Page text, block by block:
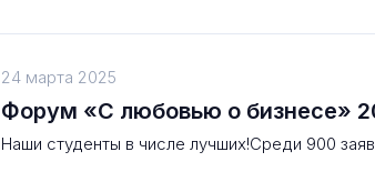
24 марта 2025
Форум «С любовью о бизнесе»
Наши студенты в числе лучших!Среди 900